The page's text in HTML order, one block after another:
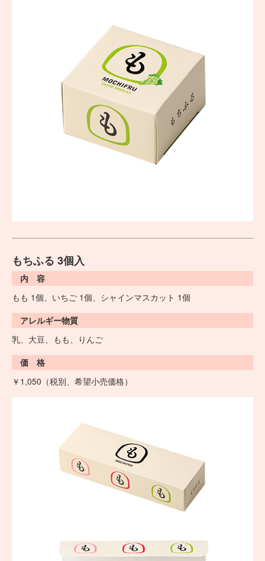
もちふる 3個入
内 容
もも 1個、いちご 1個、シャインマスカット 1個
アレルギー物質
乳、大豆、もも、りんご
価 格
￥1,050（税別、希望小売価格）